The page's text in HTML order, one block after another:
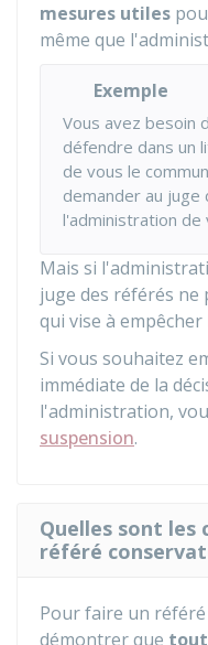
mesures utiles
même que
Exemple
Vous avez besoin
défendre dans un
de vous le
demander au
l'administration de
Mais si
juge des référés
qui vise à
Si vous souhaitez
immédiate de la
l'administration,
suspension.
Quelles sont les
référé
Pour faire un
démontrer que